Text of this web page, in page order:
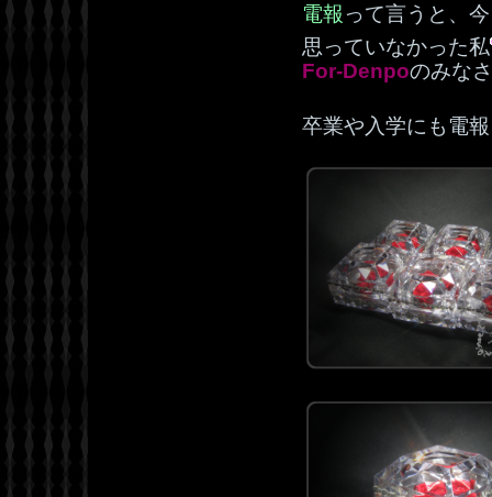
電報 って言うと、
思っていなかった私
For-Denpoのみな
卒業や入学にも電